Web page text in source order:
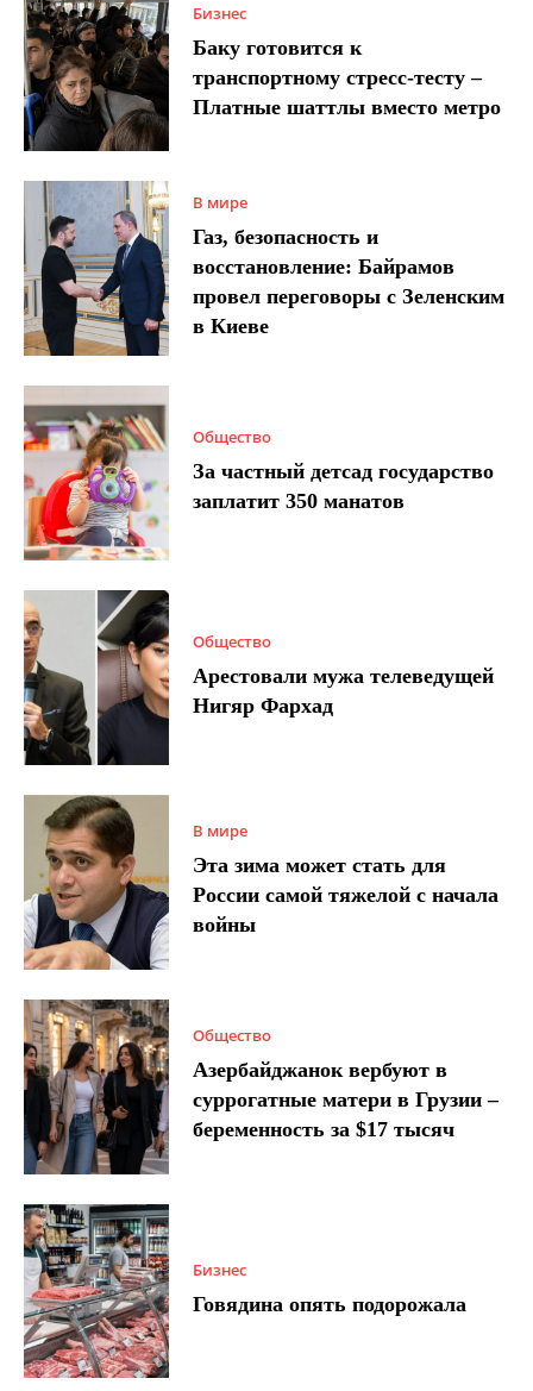
Бизнес
Баку готовится к
транспортному стресс-тесту –
Платные шаттлы вместо метро
В мире
Газ, безопасность и
восстановление: Байрамов
провел переговоры с Зеленским
в Киеве
Общество
За частный детсад государство
заплатит 350 манатов
Общество
Арестовали мужа телеведущей
Нигяр Фархад
В мире
Эта зима может стать для
России самой тяжелой с начала
войны
Общество
Азербайджанок вербуют в
суррогатные матери в Грузии –
беременность за $17 тысяч
Бизнес
Говядина опять подорожала